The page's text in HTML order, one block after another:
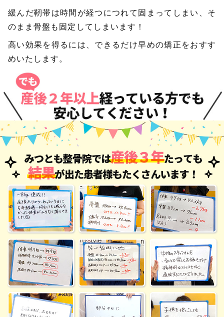
緩んだ靭帯は時間が経つにつれて固まってしまい、そ
のまま骨盤も固定してしまいます！
高い効果を得るには、できるだけ早めの矯正をおすす
めいたします。